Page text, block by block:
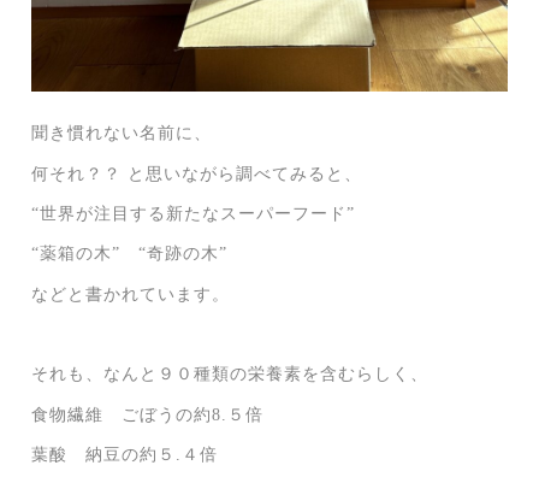
聞き慣れない名前に、
何それ？？ と思いながら調べてみると、
“世界が注目する新たなスーパーフード”
“薬箱の木” “奇跡の木”
などと書かれています。
それも、なんと９０種類の栄養素を含むらしく、
食物繊維 ごぼうの約8.５倍
葉酸 納豆の約５.４倍